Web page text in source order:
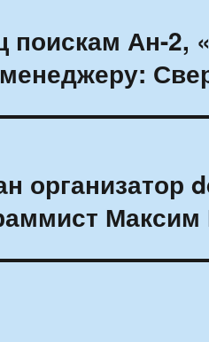
поискам Ан-2,
организатор
Максим